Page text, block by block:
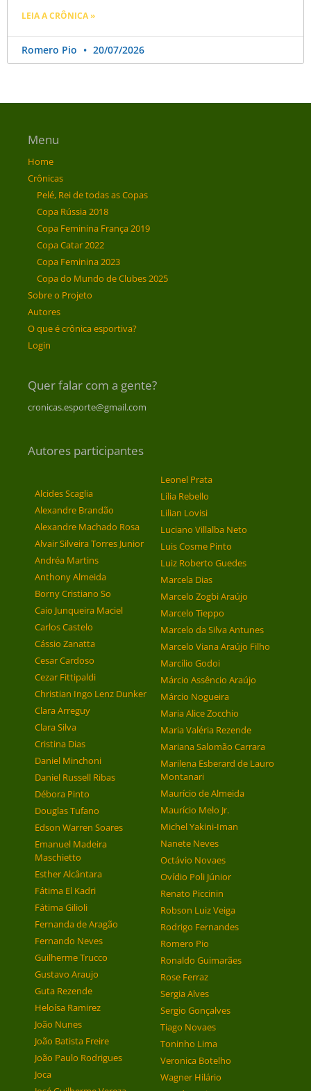
LEIA A CRÔNICA »
Romero Pio 20/07/2026
Menu
Home
Crônicas
Pelé, Rei de todas as Copas
Copa Rússia 2018
Copa Feminina França 2019
Copa Catar 2022
Copa Feminina 2023
Copa do Mundo de Clubes 2025
Sobre o Projeto
Autores
O que é crônica esportiva?
Login
Quer falar com a gente?
cronicas.esporte@gmail.com
Autores participantes
Alcides Scaglia
Alexandre Brandão
Alexandre Machado Rosa
Alvair Silveira Torres Junior
Andréa Martins
Anthony Almeida
Borny Cristiano So
Caio Junqueira Maciel
Carlos Castelo
Cássio Zanatta
Cesar Cardoso
Cezar Fittipaldi
Christian Ingo Lenz Dunker
Clara Arreguy
Clara Silva
Cristina Dias
Daniel Minchoni
Daniel Russell Ribas
Débora Pinto
Douglas Tufano
Edson Warren Soares
Emanuel Madeira
Maschietto
Esther Alcântara
Fátima El Kadri
Fátima Gilioli
Fernanda de Aragão
Fernando Neves
Guilherme Trucco
Gustavo Araujo
Guta Rezende
Heloísa Ramirez
João Nunes
João Batista Freire
João Paulo Rodrigues
Joca
Leonel Prata
Lília Rebello
Lilian Lovisi
Luciano Villalba Neto
Luis Cosme Pinto
Luiz Roberto Guedes
Marcela Dias
Marcelo Zogbi Araújo
Marcelo Tieppo
Marcelo da Silva Antunes
Marcelo Viana Araújo Filho
Marcílio Godoi
Márcio Assêncio Araújo
Márcio Nogueira
Maria Alice Zocchio
Maria Valéria Rezende
Mariana Salomão Carrara
Marilena Esberard de Lauro
Montanari
Maurício de Almeida
Maurício Melo Jr.
Michel Yakini-Iman
Nanete Neves
Octávio Novaes
Ovídio Poli Júnior
Renato Piccinin
Robson Luiz Veiga
Rodrigo Fernandes
Romero Pio
Ronaldo Guimarães
Rose Ferraz
Sergia Alves
Sergio Gonçalves
Tiago Novaes
Toninho Lima
Veronica Botelho
Wagner Hilário